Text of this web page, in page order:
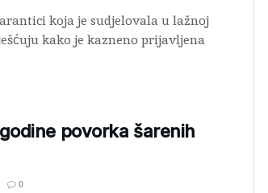
koja je sudjelovala u lažnoj
kako je kazneno prijavljena
povorka šarenih
0